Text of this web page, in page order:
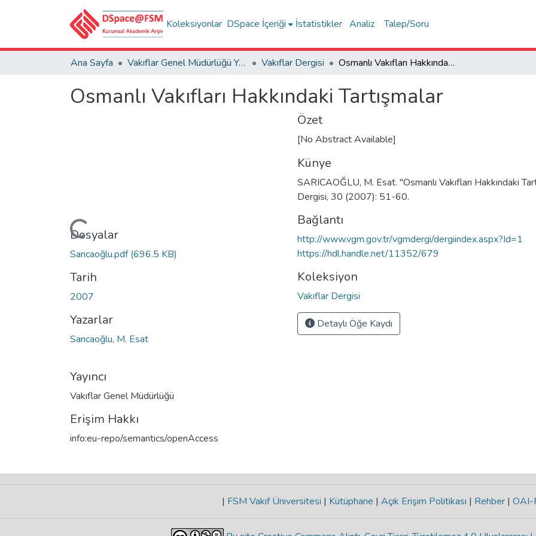
Koleksiyonlar DSpace İçeriği İstatistikler Analiz Talep/Soru
Ana Sayfa Vakıflar Genel Müdürlüğü Yayınları Vakıflar Dergisi Osmanlı Vakıfları Hakkındaki Tartışmalar
Osmanlı Vakıfları Hakkındaki Tartışmalar
Yükleniyor...
Dosyalar
Sarıcaoğlu.pdf(696.5 KB)
Tarih
2007
Yazarlar
Sarıcaoğlu, M. Esat
Yayıncı
Vakıflar Genel Müdürlüğü
Erişim Hakkı
info:eu-repo/semantics/openAccess
Özet
[No Abstract Available]
Künye
SARICAOĞLU, M. Esat. "Osmanlı Vakıfları Hakkındaki
Dergisi, 30 (2007): 51-60.
Bağlantı
http://www.vgm.gov.tr/vgmdergi/dergiindex.aspx?Id=1
https://hdl.handle.net/11352/679
Koleksiyon
Vakıflar Dergisi
Detaylı Öğe Kaydı
| FSM Vakıf Üniversitesi | Kütüphane | Açık Erişim Politikası | Rehber | OAI-